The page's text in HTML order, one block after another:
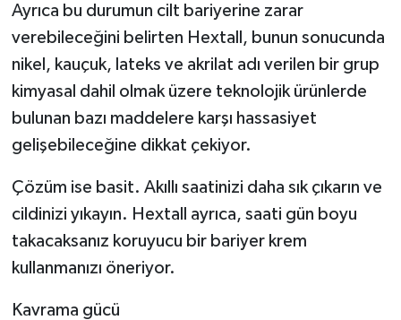
Ayrıca bu durumun cilt bariyerine zarar
verebileceğini belirten Hextall, bunun sonucunda
nikel, kauçuk, lateks ve akrilat adı verilen bir grup
kimyasal dahil olmak üzere teknolojik ürünlerde
bulunan bazı maddelere karşı hassasiyet
gelişebileceğine dikkat çekiyor.
Çözüm ise basit. Akıllı saatinizi daha sık çıkarın ve
cildinizi yıkayın. Hextall ayrıca, saati gün boyu
takacaksanız koruyucu bir bariyer krem ​​
kullanmanızı öneriyor.
Kavrama gücü